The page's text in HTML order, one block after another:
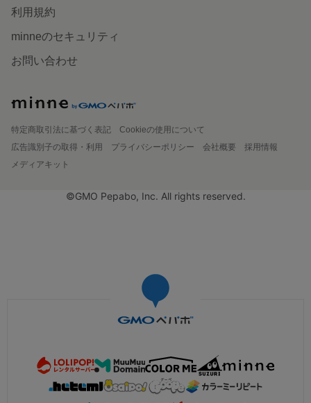
利用規約
minneのセキュリティ
お問い合わせ
特定商取引法に基づく表記
Cookieの使用について
広告識別子の取得・利用
プライバシーポリシー 会社概要
採用情報
メディアキット
©GMO Pepabo, Inc. All rights reserved.